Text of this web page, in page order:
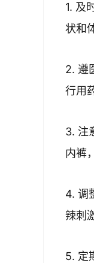
1. 及
状和
2. 遵
行用
3. 注
内裤
4. 调
辣刺
5. 定